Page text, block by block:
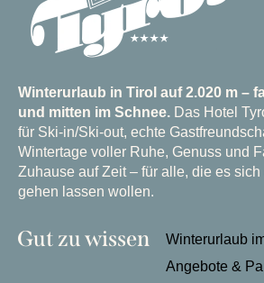
Winterurlaub in Tirol auf 2.020 m –
und mitten im Schnee. Das Hotel
für Ski-in/Ski-out, echte
Wintertage voller Ruhe, Genuss und
Zuhause auf Zeit – für alle, die es sich
gehen lassen wollen.
Gut zu wissen
Winterurlaub
Angebote &